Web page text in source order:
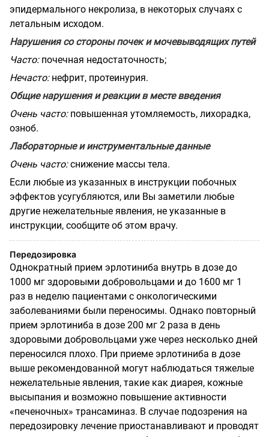
эпидермального некролиза, в некоторых случаях с
летальным исходом.
Нарушения со стороны почек и мочевыводящих путей
Часто:почечная недостаточность;
Нечасто:нефрит, протеинурия.
Общие нарушения и реакции в месте введения
Очень часто:повышенная утомляемость, лихорадка,
озноб.
Лабораторные и инструментальные данные
Очень часто:снижение массы тела.
Если любые из указанных в инструкции побочных
эффектов усугубляются, или Вы заметили любые
другие нежелательные явления, не указанные в
инструкции, сообщите об этом врачу.
Передозировка
Однократный прием эрлотиниба внутрь в дозе до
1000 мг здоровыми добровольцами и до 1600 мг 1
раз в неделю пациентами с онкологическими
заболеваниями были переносимы. Однако повторный
прием эрлотиниба в дозе 200 мг 2 раза в день
здоровыми добровольцами уже через несколько дней
переносился плохо. При приеме эрлотиниба в дозе
выше рекомендованной могут наблюдаться тяжелые
нежелательные явления, такие как диарея, кожные
высыпания и возможно повышение активности
«печеночных» трансаминаз. В случае подозрения на
передозировку лечение приостанавливают и проводят